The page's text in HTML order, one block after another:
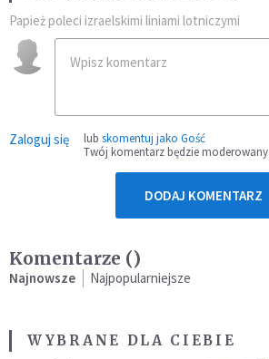
Papież poleci izraelskimi liniami lotniczymi
Zaloguj się lub skomentuj jako Gość
Twój komentarz będzie moderowany
DODAJ KOMENTARZ
Komentarze ()
Najnowsze Najpopularniejsze
WYBRANE DLA CIEBIE